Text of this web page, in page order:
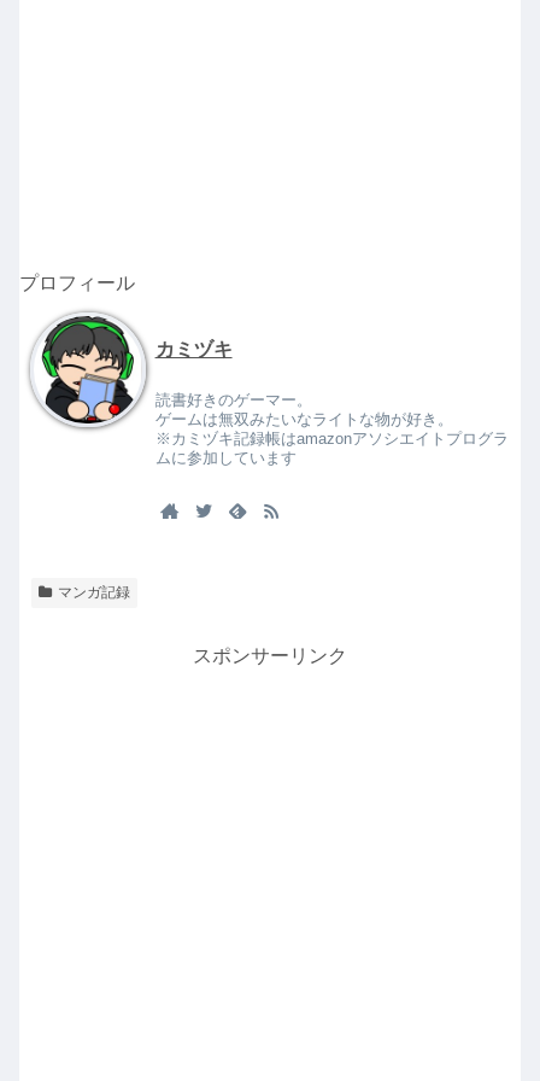
プロフィール
カミヅキ
読書好きのゲーマー。
ゲームは無双みたいなライトな物が好き。
※カミヅキ記録帳はamazonアソシエイトプログラ
ムに参加しています
マンガ記録
スポンサーリンク